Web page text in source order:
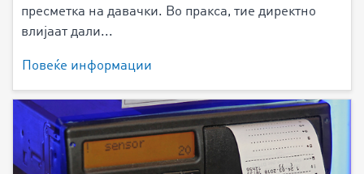
пресметка на давачки. Во пракса, тие директно
влијаат дали...
Повеќе информации